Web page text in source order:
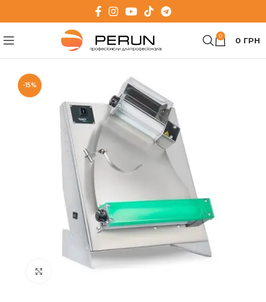
0 0 ГРН
-15%
Клацніть, щоб збільшити